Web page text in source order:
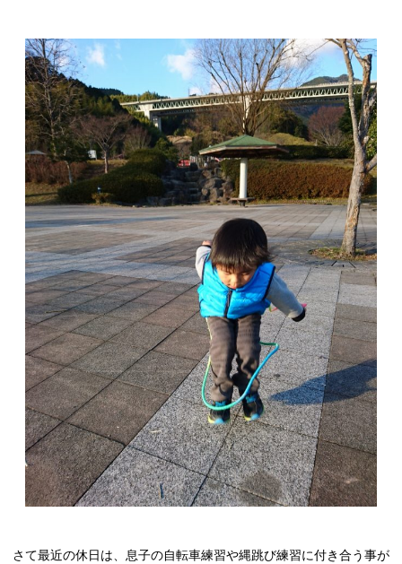
さて最近の休日は、息子の自転車練習や縄跳び練習に付き合う事が